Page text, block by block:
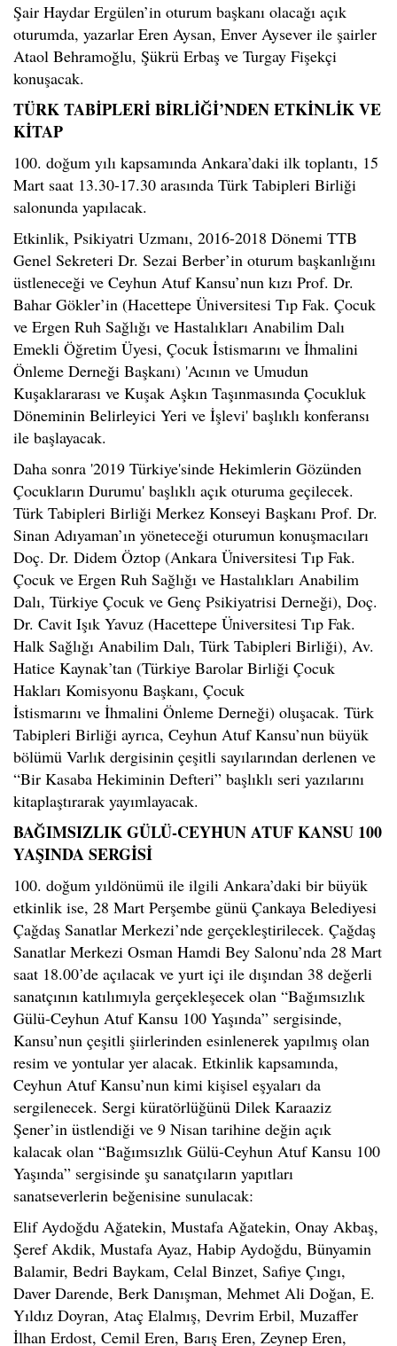
Şair Haydar Ergülen’in oturum başkanı olacağı açık
oturumda, yazarlar Eren Aysan, Enver Aysever ile şairler
Ataol Behramoğlu, Şükrü Erbaş ve Turgay Fişekçi
konuşacak.
TÜRK TABİPLERİ BİRLİĞİ’NDEN ETKİNLİK VE
KİTAP
100. doğum yılı kapsamında Ankara’daki ilk toplantı, 15
Mart saat 13.30-17.30 arasında Türk Tabipleri Birliği
salonunda yapılacak.
Etkinlik, Psikiyatri Uzmanı, 2016-2018 Dönemi TTB
Genel Sekreteri Dr. Sezai Berber’in oturum başkanlığını
üstleneceği ve Ceyhun Atuf Kansu’nun kızı Prof. Dr.
Bahar Gökler’in (Hacettepe Üniversitesi Tıp Fak. Çocuk
ve Ergen Ruh Sağlığı ve Hastalıkları Anabilim Dalı
Emekli Öğretim Üyesi, Çocuk İstismarını ve İhmalini
Önleme Derneği Başkanı) 'Acının ve Umudun
Kuşaklararası ve Kuşak Aşkın Taşınmasında Çocukluk
Döneminin Belirleyici Yeri ve İşlevi' başlıklı konferansı
ile başlayacak.
Daha sonra '2019 Türkiye'sinde Hekimlerin Gözünden
Çocukların Durumu' başlıklı açık oturuma geçilecek.
Türk Tabipleri Birliği Merkez Konseyi Başkanı Prof. Dr.
Sinan Adıyaman’ın yöneteceği oturumun konuşmacıları
Doç. Dr. Didem Öztop (Ankara Üniversitesi Tıp Fak.
Çocuk ve Ergen Ruh Sağlığı ve Hastalıkları Anabilim
Dalı, Türkiye Çocuk ve Genç Psikiyatrisi Derneği), Doç.
Dr. Cavit Işık Yavuz (Hacettepe Üniversitesi Tıp Fak.
Halk Sağlığı Anabilim Dalı, Türk Tabipleri Birliği), Av.
Hatice Kaynak’tan (Türkiye Barolar Birliği Çocuk
Hakları Komisyonu Başkanı, Çocuk
İstismarını ve İhmalini Önleme Derneği) oluşacak. Türk
Tabipleri Birliği ayrıca, Ceyhun Atuf Kansu’nun büyük
bölümü Varlık dergisinin çeşitli sayılarından derlenen ve
“Bir Kasaba Hekiminin Defteri” başlıklı seri yazılarını
kitaplaştırarak yayımlayacak.
BAĞIMSIZLIK GÜLÜ-CEYHUN ATUF KANSU 100
YAŞINDA SERGİSİ
100. doğum yıldönümü ile ilgili Ankara’daki bir büyük
etkinlik ise, 28 Mart Perşembe günü Çankaya Belediyesi
Çağdaş Sanatlar Merkezi’nde gerçekleştirilecek. Çağdaş
Sanatlar Merkezi Osman Hamdi Bey Salonu’nda 28 Mart
saat 18.00’de açılacak ve yurt içi ile dışından 38 değerli
sanatçının katılımıyla gerçekleşecek olan “Bağımsızlık
Gülü-Ceyhun Atuf Kansu 100 Yaşında” sergisinde,
Kansu’nun çeşitli şiirlerinden esinlenerek yapılmış olan
resim ve yontular yer alacak. Etkinlik kapsamında,
Ceyhun Atuf Kansu’nun kimi kişisel eşyaları da
sergilenecek. Sergi küratörlüğünü Dilek Karaaziz
Şener’in üstlendiği ve 9 Nisan tarihine değin açık
kalacak olan “Bağımsızlık Gülü-Ceyhun Atuf Kansu 100
Yaşında” sergisinde şu sanatçıların yapıtları
sanatseverlerin beğenisine sunulacak:
Elif Aydoğdu Ağatekin, Mustafa Ağatekin, Onay Akbaş,
Şeref Akdik, Mustafa Ayaz, Habip Aydoğdu, Bünyamin
Balamir, Bedri Baykam, Celal Binzet, Safiye Çıngı,
Daver Darende, Berk Danışman, Mehmet Ali Doğan, E.
Yıldız Doyran, Ataç Elalmış, Devrim Erbil, Muzaffer
İlhan Erdost, Cemil Eren, Barış Eren, Zeynep Eren,